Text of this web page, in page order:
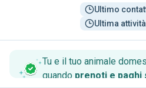
Ultimo
Ultima
Tu e il tuo animale
quando prenoti e paghi